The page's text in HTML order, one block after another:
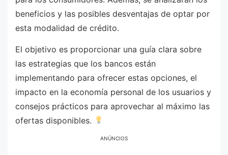
beneficios y las posibles desventajas de optar por
esta modalidad de crédito.
El objetivo es proporcionar una guía clara sobre
las estrategias que los bancos están
implementando para ofrecer estas opciones, el
impacto en la economía personal de los usuarios y
consejos prácticos para aprovechar al máximo las
ofertas disponibles.
ANÚNCIOS